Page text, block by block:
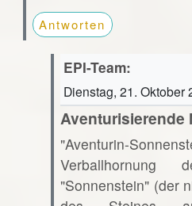
Antworten
EPI-Team:
Dienstag, 21. Oktober
Aventurisierende
"Aventurin-
Verballhornung
"Sonnenstein" (der